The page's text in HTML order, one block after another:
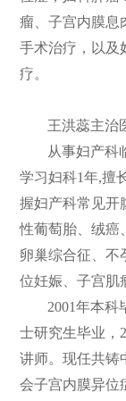
瘤、子宫内膜息
手术治疗，以及
疗。
王洪蕊主治
从事妇产科
学习妇科1年,擅
握妇产科常见开
性葡萄胎、绒癌
卵巢综合征、不
位妊娠、子宫肌
2001年本科
士研究生毕业，
讲师。现任共铸
会子宫内膜异位